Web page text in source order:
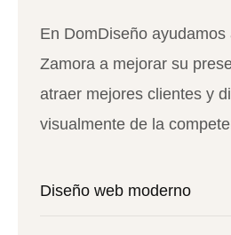
En DomDiseño
Zamora a mejorar su
atraer mejores clientes y
visualmente de la
Diseño web moderno